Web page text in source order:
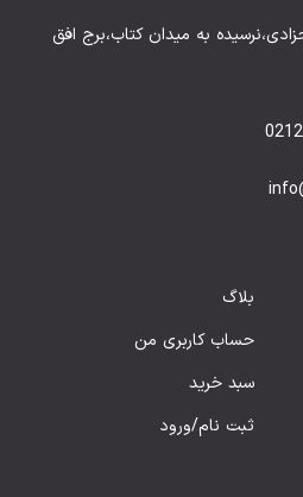
به میدان کتاب،برج افق
بلاگ
حساب کاربری من
سبد خرید
ثبت نام/ورود